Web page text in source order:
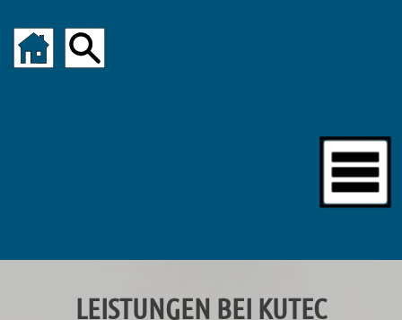
LEISTUNGEN BEI KUTEC